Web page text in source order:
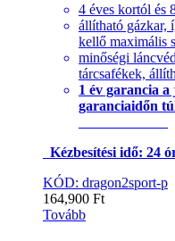
4 éves kortól és
állítható gázkar,
kellő maximális
minőségi
tárcsafékek,
1 év garancia
Kézbesítési idő: 24
KÓD: dragon2sport-p
164,900 Ft
Tovább